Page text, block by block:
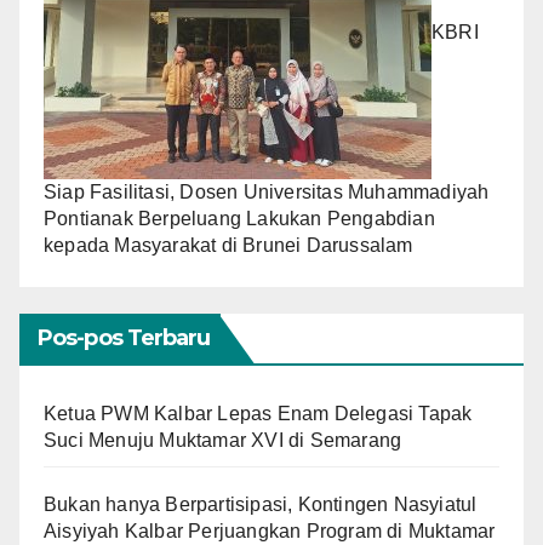
KBRI
Siap Fasilitasi, Dosen Universitas Muhammadiyah
Pontianak Berpeluang Lakukan Pengabdian
kepada Masyarakat di Brunei Darussalam
Pos-pos Terbaru
Ketua PWM Kalbar Lepas Enam Delegasi Tapak
Suci Menuju Muktamar XVI di Semarang
Bukan hanya Berpartisipasi, Kontingen Nasyiatul
Aisyiyah Kalbar Perjuangkan Program di Muktamar